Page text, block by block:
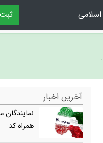
آخرین اخبار
همراه کد